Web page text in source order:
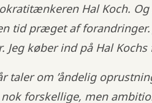
Hal Koch.
tid præget af
Jeg køber ind på Hal Kochs
taler om ’åndelig
forskellige, men